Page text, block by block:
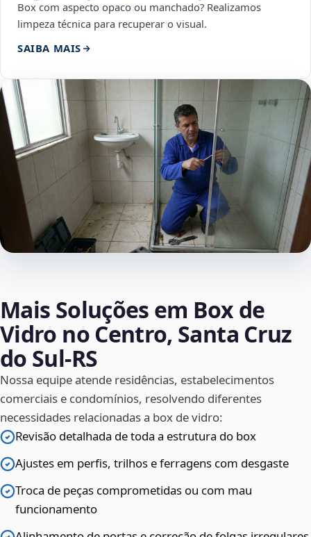
Box com aspecto opaco ou manchado? Realizamos
limpeza técnica para recuperar o visual.
SAIBA MAIS
Mais Soluções em Box de
Vidro no Centro, Santa Cruz
do Sul‑RS
Nossa equipe atende residências, estabelecimentos
comerciais e condomínios, resolvendo diferentes
necessidades relacionadas a box de vidro:
Revisão detalhada de toda a estrutura do box
Ajustes em perfis, trilhos e ferragens com desgaste
Troca de peças comprometidas ou com mau
funcionamento